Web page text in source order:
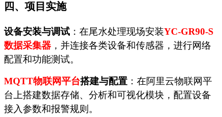
四、项目实施
设备安装与调试 ：在尾水处理现场安装YC-GR90-S
数据采集器 ，并连接各类设备和传感器，进行网络
配置和功能测试。
MQTT物联网平台搭建与配置 ：在阿里云物联网平
台上搭建数据存储、分析和可视化模块，配置设备
接入参数和报警规则。